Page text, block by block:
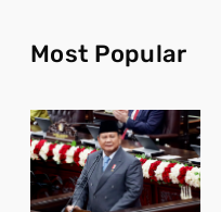
Most Popular